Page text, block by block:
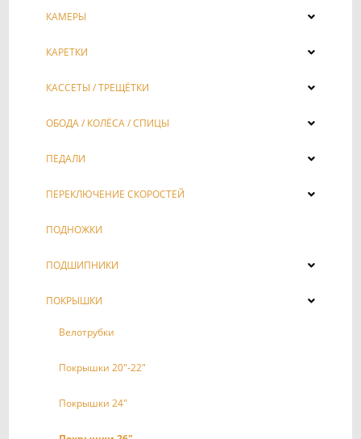
КАМЕРЫ
КАРЕТКИ
КАССЕТЫ / ТРЕЩЁТКИ
ОБОДА / КОЛЁСА / СПИЦЫ
ПЕДАЛИ
ПЕРЕКЛЮЧЕНИЕ СКОРОСТЕЙ
ПОДНОЖКИ
ПОДШИПНИКИ
ПОКРЫШКИ
Велотрубки
Покрышки 20"-22"
Покрышки 24"